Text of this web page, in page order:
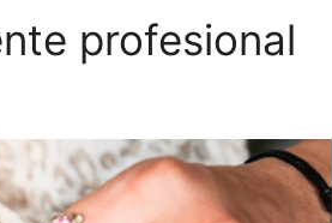
profesional